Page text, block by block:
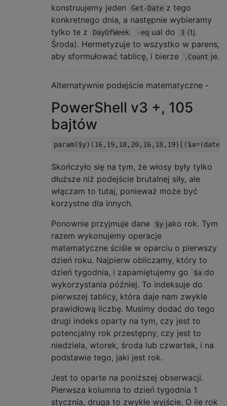
konstruujemy jeden
Get-Date z tego
konkretnego dnia, a następnie wybieramy
tylko te z
DayOfWeek -eq ual do 3 (tj.
Środa). Hermetyzuje to wszystko w parens,
aby sformułować tablicę, i bierze
.Count je.
Alternatywnie podejście matematyczne -
PowerShell v3 +, 105
bajtów
Skończyło się na tym, że włosy były tylko
dłuższe niż podejście brutalnej siły, ale
włączam to tutaj, ponieważ może być
korzystne dla innych.
Ponownie przyjmuje dane
$y jako rok. Tym
razem wykonujemy operacje
matematyczne ściśle w oparciu o pierwszy
dzień roku. Najpierw obliczamy, który to
dzień tygodnia, i zapamiętujemy go
$a do
wykorzystania później. To indeksuje do
pierwszej tablicy, która daje nam zwykle
prawidłową liczbę. Musimy dodać do tego
drugi indeks oparty na tym, czy jest to
potencjalny rok przestępny, czy jest to
niedziela, wtorek, środa lub czwartek, i na
podstawie tego, jaki jest rok.
Jest to oparte na poniższej obserwacji.
Pierwsza kolumna to dzień tygodnia 1
stycznia, druga to zwykłe wyjście. O ile rok